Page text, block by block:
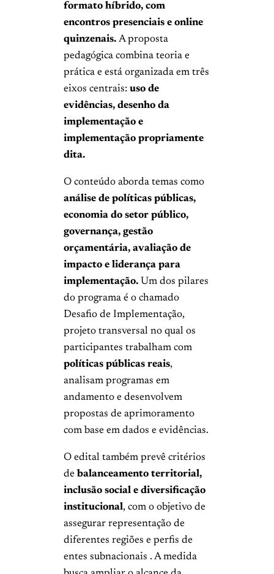
formato híbrido, com
encontros presenciais e online
quinzenais. A proposta
pedagógica combina teoria e
prática e está organizada em três
eixos centrais: uso de
evidências, desenho da
implementação e
implementação propriamente
dita.
O conteúdo aborda temas como
análise de políticas públicas,
economia do setor público,
governança, gestão
orçamentária, avaliação de
impacto e liderança para
implementação. Um dos pilares
do programa é o chamado
Desafio de Implementação,
projeto transversal no qual os
participantes trabalham com
políticas públicas reais,
analisam programas em
andamento e desenvolvem
propostas de aprimoramento
com base em dados e evidências.
O edital também prevê critérios
de balanceamento territorial,
inclusão social e diversificação
institucional, com o objetivo de
assegurar representação de
diferentes regiões e perfis de
entes subnacionais . A medida